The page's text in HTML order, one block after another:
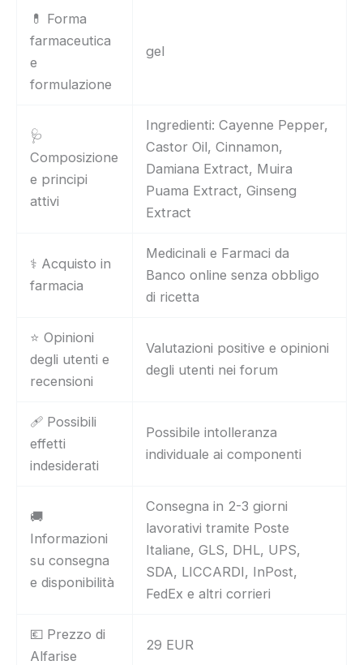
💊 Forma
farmaceutica
e
formulazione
gel
🩺
Composizione
e principi
attivi
Ingredienti: Cayenne Pepper,
Castor Oil, Cinnamon,
Damiana Extract, Muira
Puama Extract, Ginseng
Extract
⚕️ Acquisto in
farmacia
Medicinali e Farmaci da
Banco online senza obbligo
di ricetta
⭐ Opinioni
degli utenti e
recensioni
Valutazioni positive e opinioni
degli utenti nei forum
🩹 Possibili
effetti
indesiderati
Possibile intolleranza
individuale ai componenti
🚚
Informazioni
su consegna
e disponibilità
Consegna in 2-3 giorni
lavorativi tramite Poste
Italiane, GLS, DHL, UPS,
SDA, LICCARDI, InPost,
FedEx e altri corrieri
💶 Prezzo di
Alfarise
29 EUR